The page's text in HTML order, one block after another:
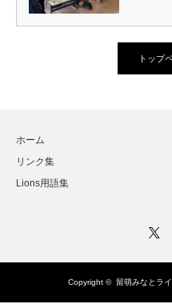
トップ
ホーム
リンク集
Lions用語集
Instagram
Copyright © 留萌みなとラ